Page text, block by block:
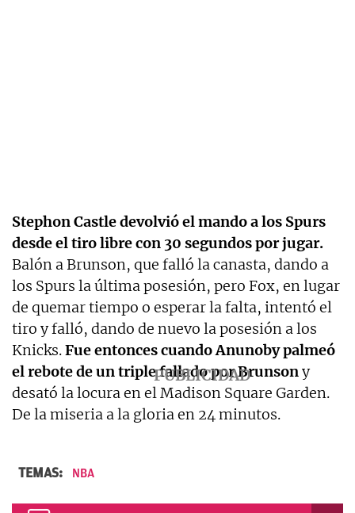
Stephon Castle devolvió el mando a los Spurs
desde el tiro libre con 30 segundos por jugar.
Balón a Brunson, que falló la canasta, dando a
los Spurs la última posesión, pero Fox, en lugar
de quemar tiempo o esperar la falta, intentó el
tiro y falló, dando de nuevo la posesión a los
Knicks.Fue entonces cuando Anunoby palmeó
el rebote de un triple fallado por Brunsony
desató la locura en el Madison Square Garden.
De la miseria a la gloria en 24 minutos.
TEMAS: NBA